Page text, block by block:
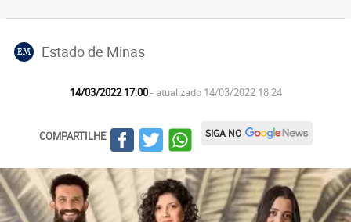
EM Estado de Minas
14/03/2022 17:00- atualizado 14/03/2022 18:24
COMPARTILHE SIGA NO